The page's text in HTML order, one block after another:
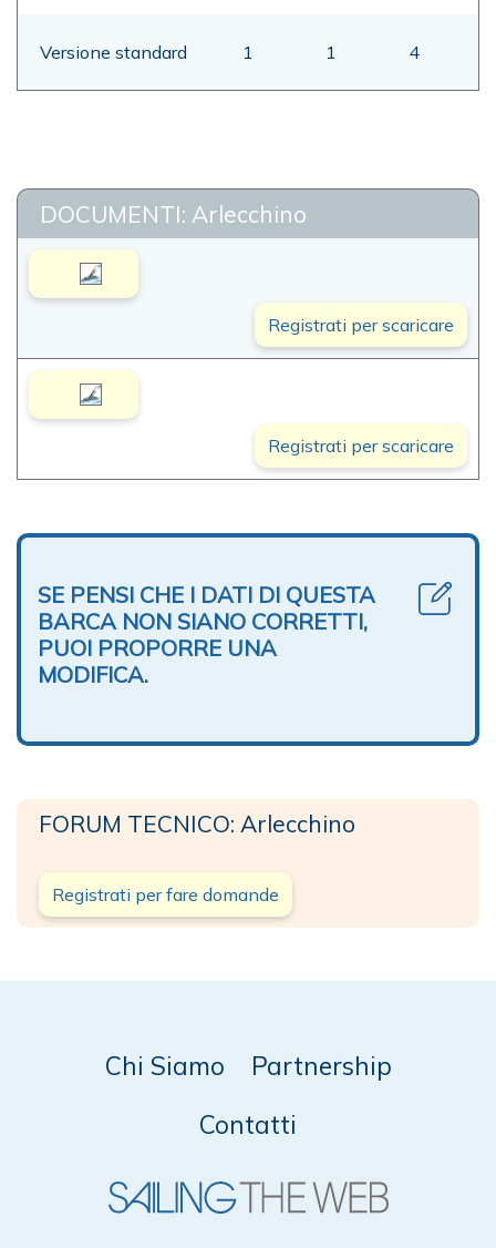
Versione standard 1 1 4
DOCUMENTI: Arlecchino
Registrati per scaricare
Registrati per scaricare
SE PENSI CHE I DATI DI QUESTA
BARCA NON SIANO CORRETTI,
PUOI PROPORRE UNA
MODIFICA.
FORUM TECNICO: Arlecchino
Registrati per fare domande
Chi Siamo
Partnership
Contatti